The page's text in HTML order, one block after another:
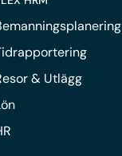
& Utlägg